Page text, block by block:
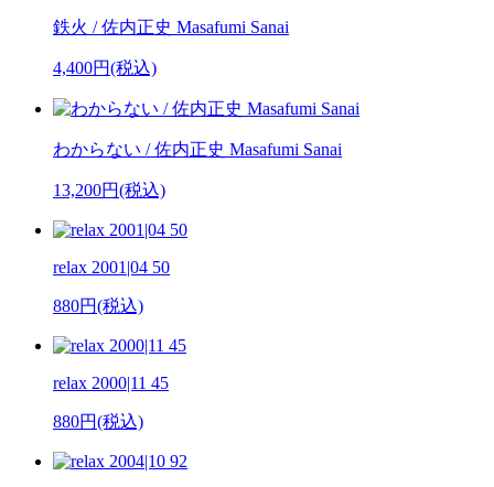
鉄火 / 佐内正史 Masafumi Sanai
4,400円(税込)
わからない / 佐内正史 Masafumi Sanai
13,200円(税込)
relax 2001|04 50
880円(税込)
relax 2000|11 45
880円(税込)